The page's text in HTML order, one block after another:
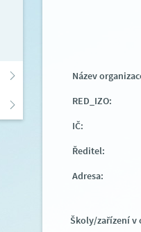
Název
RED_IZO:
IČ:
Ředitel:
Adresa:
Školy/zařízení v